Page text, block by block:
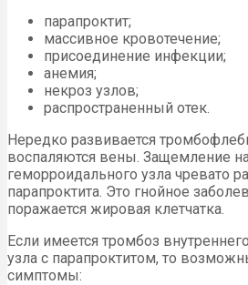
парапроктит;
массивное кровотечение;
присоединение инфекции;
анемия;
некроз узлов;
распространенный отек.
Нередко развивается
воспаляются вены. Защемление
геморроидального узла чревато
парапроктита. Это гнойное
поражается жировая клетчатка.
Если имеется тромбоз
узла с парапроктитом, то
симптомы: